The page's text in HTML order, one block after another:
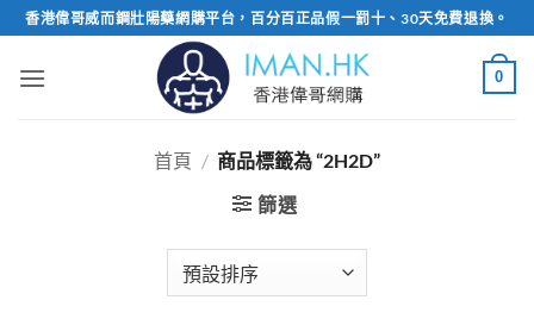
Skip
to
content
香港偉哥威而鋼壯陽藥網購平台，百分百正品假一罰十、30天免費退換。
0
首頁 / 商品標籤為 “2H2D”
篩選